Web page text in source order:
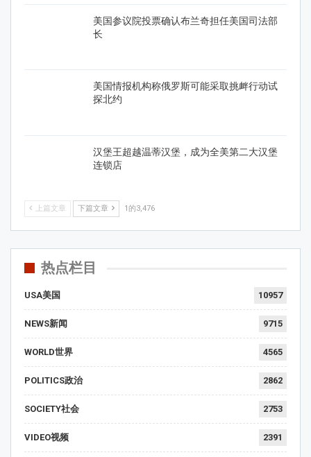
美国参议院投票确认布兰奇担任美国司法部
长
美国情报机构称俄罗斯可能采取挑衅行动试
探北约
汉堡王超越温蒂汉堡，成为全美第二大汉堡
连锁店
上篇文章 下篇文章 1的3,476
热点栏目
USA美国 10957
NEWS新闻 9715
WORLD世界 4565
POLITICS政治 2862
SOCIETY社会 2753
VIDEO视频 2391